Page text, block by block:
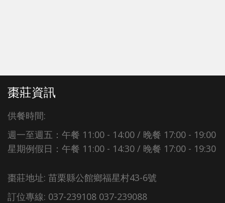
棗莊資訊
供餐時間:
週一至週五：午餐 11:00 - 14:00 / 晚餐 17:00 - 19:00
星期例假日：午餐 11:00 - 14:30 / 晚餐 17:00 - 19:30
棗莊地址: 苗栗縣公館鄉福星村43-6號
訂位專線: 037-239108 037-239088